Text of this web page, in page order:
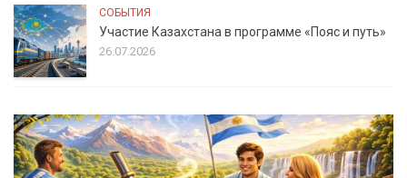
СОБЫТИЯ
Участие Казахстана в программе «Пояс и путь»
26.07.2026